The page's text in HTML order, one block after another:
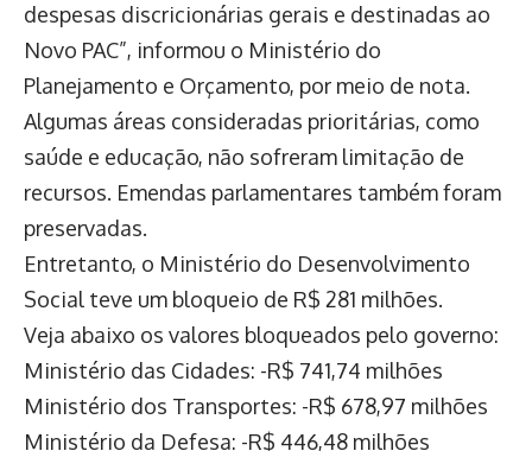
despesas discricionárias gerais e destinadas ao
Novo PAC”, informou o Ministério do
Planejamento e Orçamento, por meio de nota.
Algumas áreas consideradas prioritárias, como
saúde e educação, não sofreram limitação de
recursos. Emendas parlamentares também foram
preservadas.
Entretanto, o Ministério do Desenvolvimento
Social teve um bloqueio de R$ 281 milhões.
Veja abaixo os valores bloqueados pelo governo:
Ministério das Cidades: -R$ 741,74 milhões
Ministério dos Transportes: -R$ 678,97 milhões
Ministério da Defesa: -R$ 446,48 milhões